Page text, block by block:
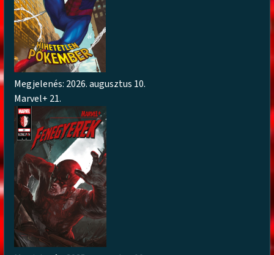
Megjelenés: 2026. augusztus 10.
Marvel+ 21.